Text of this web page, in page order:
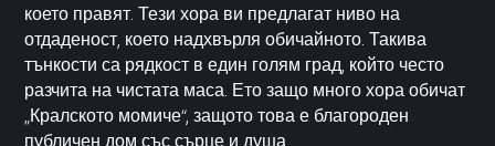
което правят. Тези хора ви предлагат ниво на
отдаденост, което надхвърля обичайното. Такива
тънкости са рядкост в един голям град, който често
разчита на чистата маса. Ето защо много хора обичат
„Кралското момиче“, защото това е благороден
публичен дом със сърце и душа.